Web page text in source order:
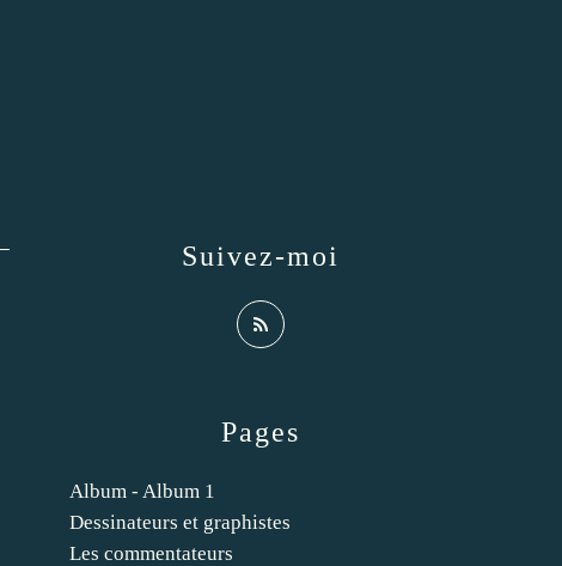
Pages
Album - Album 1
Dessinateurs et graphistes
Les commentateurs
Suivez-moi